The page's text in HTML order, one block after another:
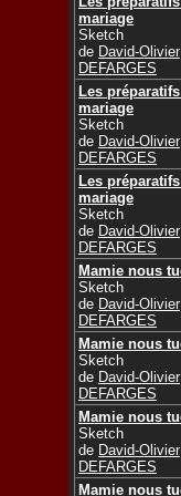
mariage
Sketch
de David-Olivier
DEFARGES
Les
mariage
Sketch
de David-Olivier
DEFARGES
Les
mariage
Sketch
de David-Olivier
DEFARGES
Mamie nous
Sketch
de David-Olivier
DEFARGES
Mamie nous
Sketch
de David-Olivier
DEFARGES
Mamie nous
Sketch
de David-Olivier
DEFARGES
Mamie nous